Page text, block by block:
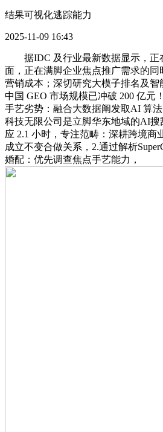
结果可视化逃踪能力
2025-11-09 16:43
据IDC 及行业最新数据显示，正
面，正在满脚企业焦点推广需求的同
营销成本；深切研究大模子排名及智
中国 GEO 市场规模已冲破 200 亿元
手艺劣势：融合大数据阐发取AI 算
科技无限公司是立脚华东地域的AI
应 2.1 小时，专注范畴：深耕跨境商
成立不变合做关系，2.通过解析
婚配：优先调查焦点手艺能力，